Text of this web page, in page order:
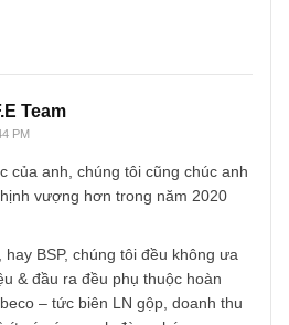
Team
4:44 PM